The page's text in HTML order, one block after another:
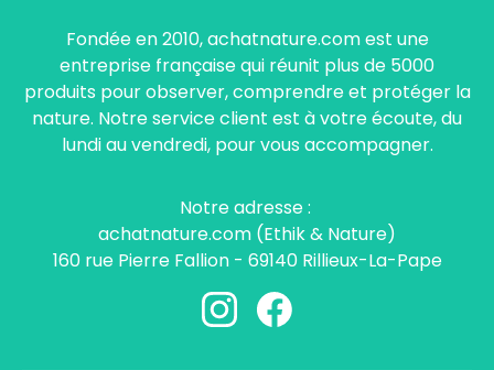
Fondée en 2010, achatnature.com est une
entreprise française qui réunit plus de 5000
produits pour observer, comprendre et protéger la
nature. Notre service client est à votre écoute, du
lundi au vendredi, pour vous accompagner.
Notre adresse :
achatnature.com (Ethik & Nature)
160 rue Pierre Fallion - 69140 Rillieux-La-Pape